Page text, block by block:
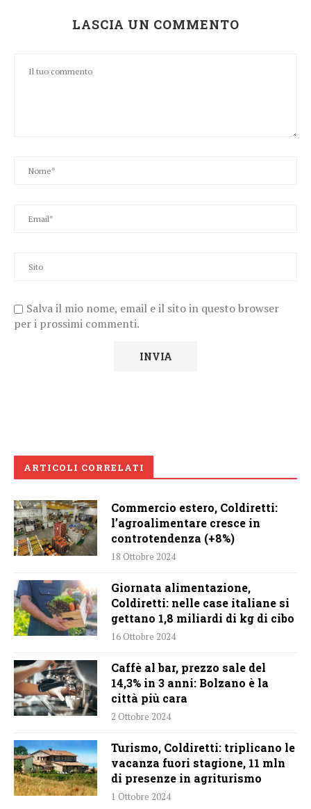
LASCIA UN COMMENTO
Salva il mio nome, email e il sito in questo browser
per i prossimi commenti.
ARTICOLI CORRELATI
Commercio estero, Coldiretti:
l’agroalimentare cresce in
controtendenza (+8%)
18 Ottobre 2024
Giornata alimentazione,
Coldiretti: nelle case italiane si
gettano 1,8 miliardi di kg di cibo
16 Ottobre 2024
Caffè al bar, prezzo sale del
14,3% in 3 anni: Bolzano è la
città più cara
2 Ottobre 2024
Turismo, Coldiretti: triplicano le
vacanza fuori stagione, 11 mln
di presenze in agriturismo
1 Ottobre 2024